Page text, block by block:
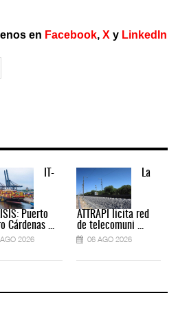
en Facebook, X y LinkedIn
IT-
Puerto
Cárdenas ...
2026
La
ATTRAPI licita red
de telecomuni ...
06 AGO 2026